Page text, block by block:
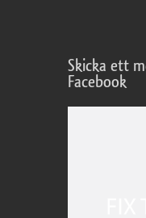
Skicka ett
Facebook